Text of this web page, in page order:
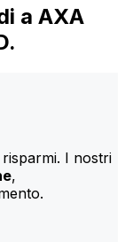
a AXA
I nostri
,